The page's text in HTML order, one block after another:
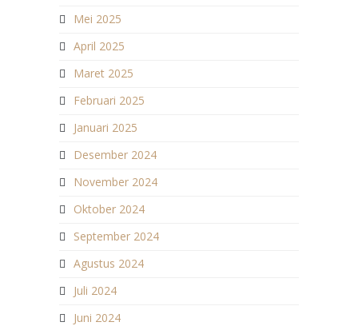
Mei 2025
April 2025
Maret 2025
Februari 2025
Januari 2025
Desember 2024
November 2024
Oktober 2024
September 2024
Agustus 2024
Juli 2024
Juni 2024